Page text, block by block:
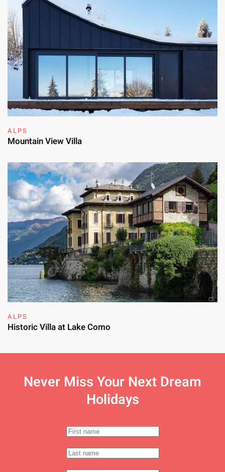
ALPS
Mountain View Villa
ALPS
Historic Villa at Lake Como
Never Miss Your Next Dream
Holidays